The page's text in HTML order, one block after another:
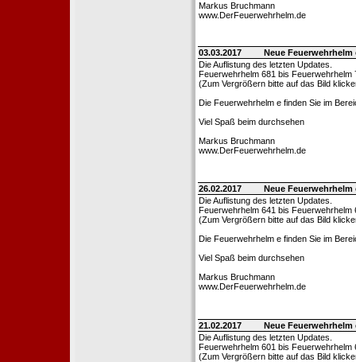
Markus Bruchmann
www.DerFeuerwehrhelm.de
03.03.2017
Neue
Die Auflistung des letzten Updates.
Feuerwehrhelm 681 bis Feuerwehrhelm
(Zum Vergrößern bitte auf das Bild
Die Feuerwehrhelm e finden Sie im
Viel Spaß beim durchsehen
Markus Bruchmann
www.DerFeuerwehrhelm.de
26.02.2017
Neue
Die Auflistung des letzten Updates.
Feuerwehrhelm 641 bis Feuerwehrhelm
(Zum Vergrößern bitte auf das Bild
Die Feuerwehrhelm e finden Sie im
Viel Spaß beim durchsehen
Markus Bruchmann
www.DerFeuerwehrhelm.de
21.02.2017
Neue
Die Auflistung des letzten Updates.
Feuerwehrhelm 601 bis Feuerwehrhelm
(Zum Vergrößern bitte auf das Bild